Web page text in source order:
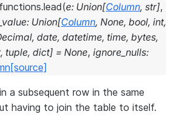
lead(e: Union[Column, str],
: Union[Column, None, bool, int,
, date, datetime, time, bytes,
, tuple, dict] = None, ignore_nulls:
[source]
a subsequent row in the same
having to join the table to itself.